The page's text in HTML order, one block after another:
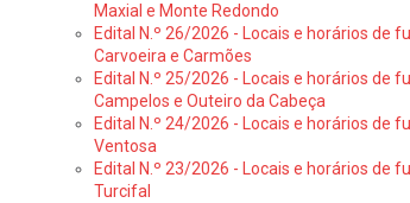
Maxial e Monte Redondo
Edital N.º 26/2026 - Locais e horários de
Carvoeira e Carmões
Edital N.º 25/2026 - Locais e horários de
Campelos e Outeiro da Cabeça
Edital N.º 24/2026 - Locais e horários de
Ventosa
Edital N.º 23/2026 - Locais e horários de
Turcifal